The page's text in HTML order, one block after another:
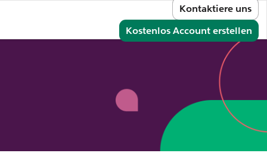
Kontaktiere uns
Kostenlos Account erstellen